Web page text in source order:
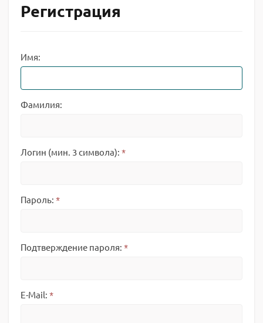
Регистрация
Имя:
Фамилия:
Логин (мин. 3 символа): *
Пароль: *
Подтверждение пароля: *
E-Mail: *